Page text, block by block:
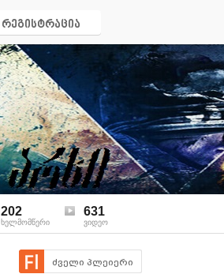
რეგისტრაცია
202
ხელმომწერი
631
ვიდეო
ძველი პლეიერი